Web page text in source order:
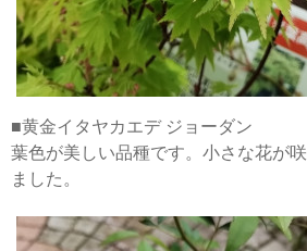
■黄金イタヤカエデ ジョーダン
葉色が美しい品種です。小さな花が
ました。